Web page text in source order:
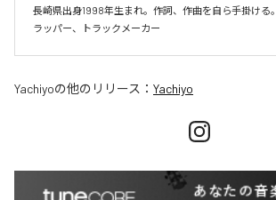
長崎県出身1998年生まれ。作詞、作曲を自ら手掛ける。
Yachiyoの他のリリース： Yachiyo